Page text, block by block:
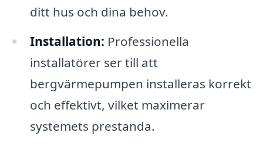
ditt hus och dina behov.
Installation: Professionella
installatörer ser till att
bergvärmepumpen installeras korrekt
och effektivt, vilket maximerar
systemets prestanda.